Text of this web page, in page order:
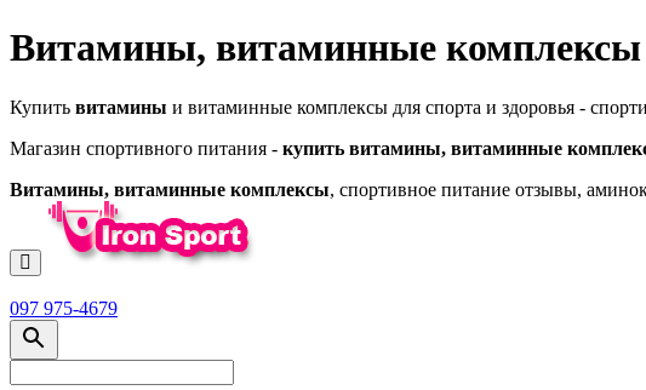
Витамины, витаминные комплексы
Купить витамины и витаминные комплексы для спорта и здоровья -
Магазин спортивного питания - купить витамины, витаминные
Витамины, витаминные комплексы, спортивное питание отзывы,
097 975-4679